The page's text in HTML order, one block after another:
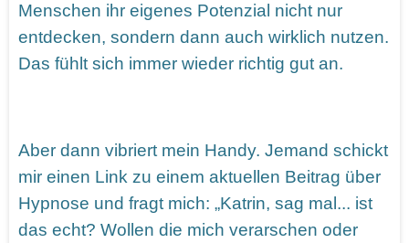
Menschen ihr eigenes Potenzial nicht nur
entdecken, sondern dann auch wirklich nutzen.
Das fühlt sich immer wieder richtig gut an.
Aber dann vibriert mein Handy. Jemand schickt
mir einen Link zu einem aktuellen Beitrag über
Hypnose und fragt mich: „Katrin, sag mal... ist
das echt? Wollen die mich verarschen oder